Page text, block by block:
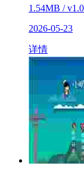
1.54MB /
2026-05-23
详情